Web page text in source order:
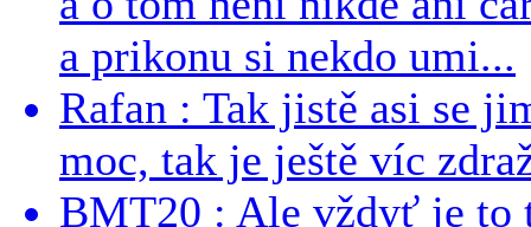
a prikonu si nekdo umi...
Rafan : Tak jistě asi se
moc, tak je ještě víc
BMT20 : Ale vždyť je to